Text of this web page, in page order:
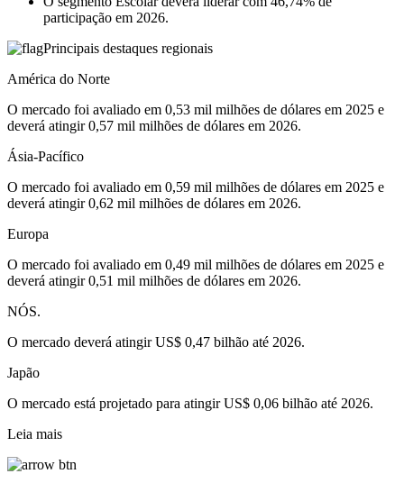
participação em 2026.
Principais destaques regionais
América do Norte
O mercado foi avaliado em 0,53 mil milhões de dólares em 2025 e
deverá atingir 0,57 mil milhões de dólares em 2026.
Ásia-Pacífico
O mercado foi avaliado em 0,59 mil milhões de dólares em 2025 e
deverá atingir 0,62 mil milhões de dólares em 2026.
Europa
O mercado foi avaliado em 0,49 mil milhões de dólares em 2025 e
deverá atingir 0,51 mil milhões de dólares em 2026.
NÓS.
O mercado deverá atingir US$ 0,47 bilhão até 2026.
Japão
O mercado está projetado para atingir US$ 0,06 bilhão até 2026.
Leia mais